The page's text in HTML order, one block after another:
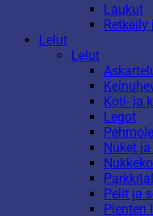
Laukut
Retkeily
Lelut
Lelut
Koti- ja
Legot
Nuket
Pelit ja
Pienten